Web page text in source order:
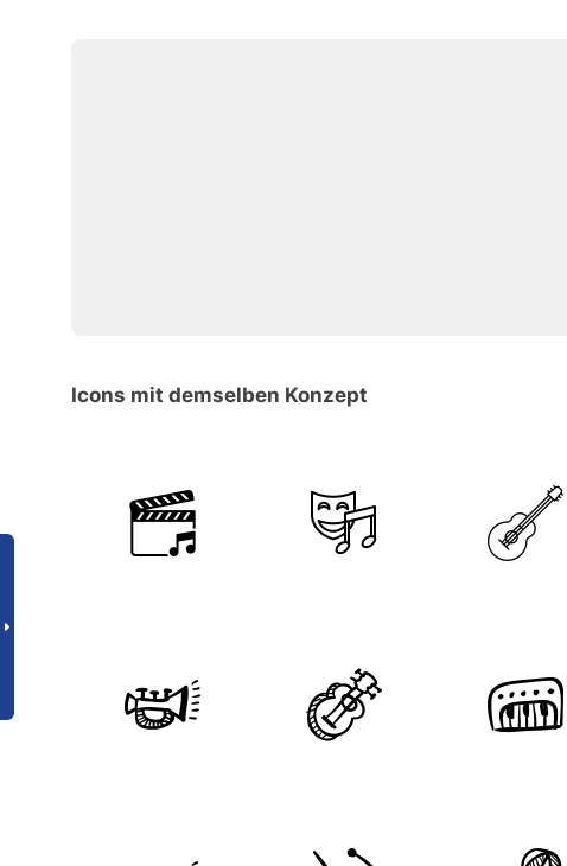
Icons mit demselben Konzept